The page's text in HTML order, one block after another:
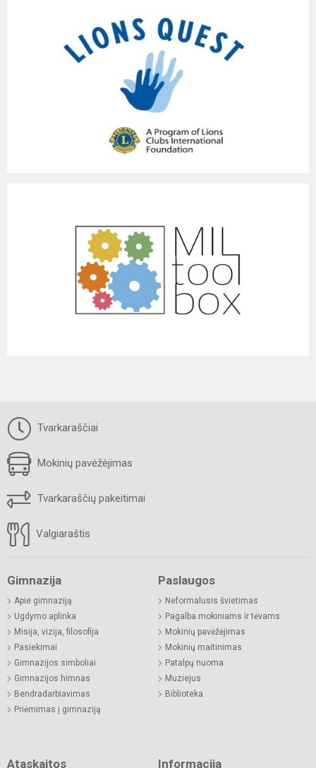
Tvarkaraščiai
Mokinių pavėžėjimas
Tvarkaraščių pakeitimai
Valgiaraštis
Gimnazija
Apie gimnaziją
Ugdymo aplinka
Misija, vizija, filosofija
Pasiekimai
Gimnazijos simboliai
Gimnazijos himnas
Bendradarbiavimas
Priėmimas į gimnaziją
Paslaugos
Neformalusis švietimas
Pagalba mokiniams ir tėvams
Mokinių pavėžėjimas
Mokinių maitinimas
Patalpų nuoma
Muziejus
Biblioteka
Ataskaitos Informacija